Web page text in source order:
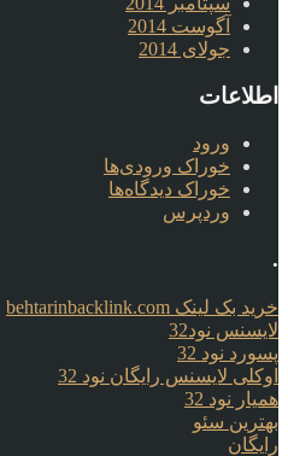
آگوست 2014
جولای 2014
اطلاعات
ورود
خوراک ورودی‌ها
خوراک دیدگاه‌ها
وردپرس
.
خرید بک لینک behtarinbacklink.com
لایسنس نود32
پسورد نود 32
اوکلی لایسنس رایگان نود 32
همیار نود 32
بهترین سئو
رایگان